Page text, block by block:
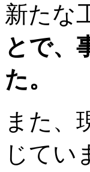
新た
とで、
た。
また、
じてい